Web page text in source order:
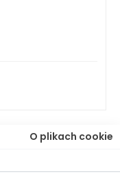
O plikach cookie